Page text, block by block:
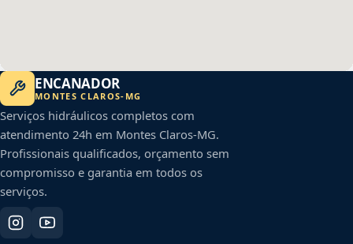
ENCANADOR
MONTES CLAROS- MG
Serviços hidráulicos completos com
atendimento 24h em Montes Claros-MG.
Profissionais qualificados, orçamento sem
compromisso e garantia em todos os
serviços.